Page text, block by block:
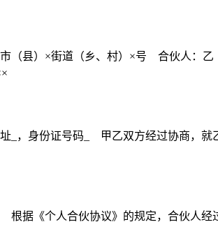
（县）×街道（乡、村）×号 合伙人：
身份证号码_ 甲乙双方经过协商，就
《个人合伙协议》的规定，合伙人经